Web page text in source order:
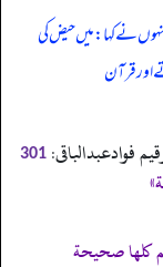
نے کہا: میں حیض کی
اور قرآن
فوادعبدالباقی: 301
صحيحة